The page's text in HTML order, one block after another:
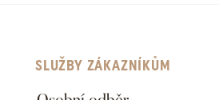
SLUŽBY ZÁKAZNÍKŮM